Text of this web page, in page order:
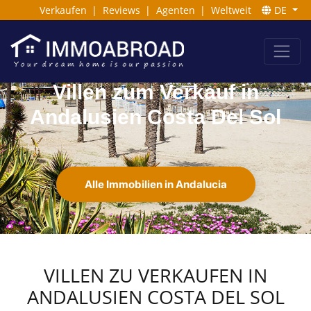
Verkaufen | Reviews | Agenten | Weltweit DE
Villen zum Verkauf in
Andalusien Costa Del Sol
Alle Immobilien in Andalucia
VILLEN ZU VERKAUFEN IN
ANDALUSIEN COSTA DEL SOL